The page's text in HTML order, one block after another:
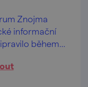
Znojma
informační
během
rodinám s